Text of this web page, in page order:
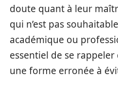
doute quant à leur
qui n’est pas
académique ou
essentiel de se
une forme erronée à